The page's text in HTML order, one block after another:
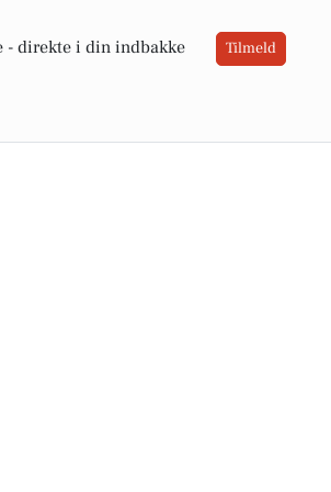
- direkte i din indbakke Tilmeld